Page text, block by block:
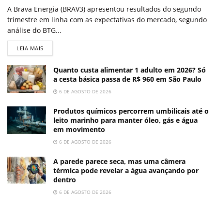
A Brava Energia (BRAV3) apresentou resultados do segundo
trimestre em linha com as expectativas do mercado, segundo
análise do BTG...
LEIA MAIS
Quanto custa alimentar 1 adulto em 2026? Só
a cesta básica passa de R$ 960 em São Paulo
6 DE AGOSTO DE 2026
Produtos químicos percorrem umbilicais até o
leito marinho para manter óleo, gás e água
em movimento
6 DE AGOSTO DE 2026
A parede parece seca, mas uma câmera
térmica pode revelar a água avançando por
dentro
6 DE AGOSTO DE 2026